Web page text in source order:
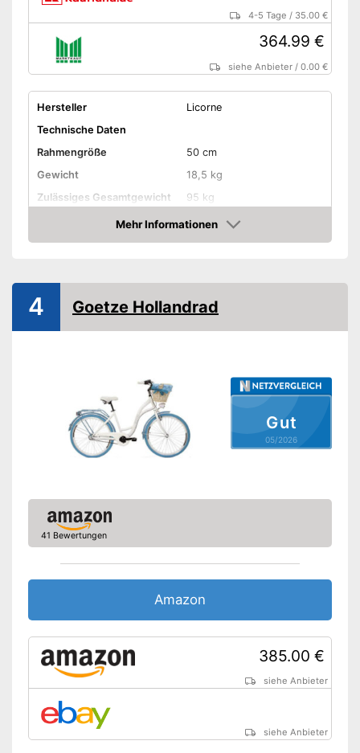
4-5 Tage / 35.00 €
364.99 €
siehe Anbieter /0.00 €
Hersteller
Licorne
Technische Daten
Rahmengröße
50 cm
Gewicht
18,5 kg
Zulässiges Gesamtgewicht
95 kg
Material Rahmen
Stahl
Reifengröße
28 Zoll
Erhältliche Farben
- Grau
Ausstattung
Handbremse
Rücktrittbremse
Tiefer Einstieg
Vorteile
Integrierte Beleuchtung
Nachteile
Amazon Lieferzeit
Mehr Informationen
Amazon
Gut
05/2026
4 Goetze Hollandrad
41 Bewertungen
Amazon
385.00 €
siehe Anbieter
siehe Anbieter